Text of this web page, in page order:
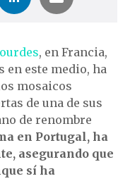
, en Francia,
en este medio, ha
mosaicos
de una de sus
de renombre
en Portugal, ha
asegurando que
sí ha